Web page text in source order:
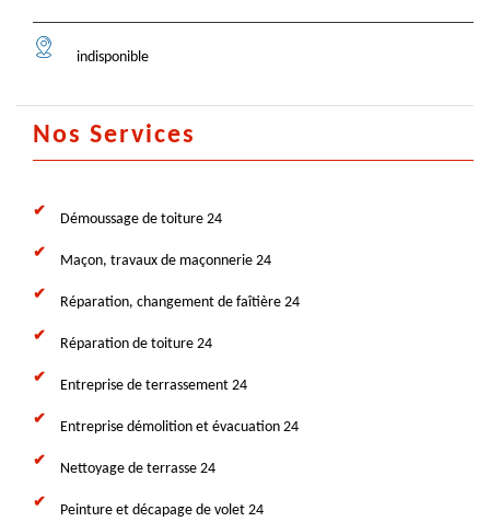
indisponible
Nos Services
Démoussage de toiture 24
Maçon, travaux de maçonnerie 24
Réparation, changement de faîtière 24
Réparation de toiture 24
Entreprise de terrassement 24
Entreprise démolition et évacuation 24
Nettoyage de terrasse 24
Peinture et décapage de volet 24